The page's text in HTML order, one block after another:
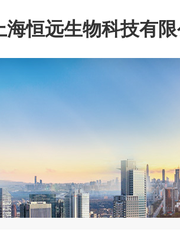
海恒远生物科技有